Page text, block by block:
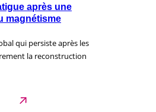
après une
magnétisme
qui persiste après les
la reconstruction